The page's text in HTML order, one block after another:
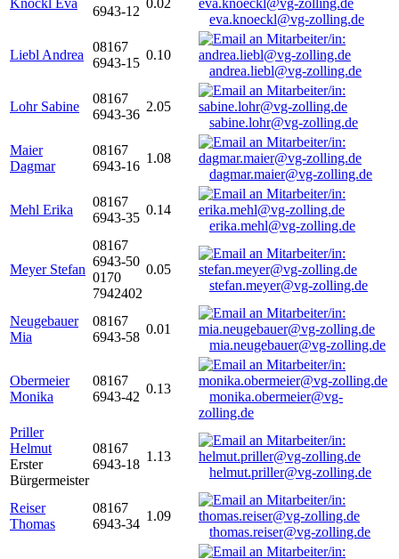
Knöckl Eva
6943-12
0.02
eva.knoeckl@vg-zolling.de
Liebl Andrea
08167
6943-15
0.10
andrea.liebl@vg-zolling.de
Lohr Sabine
08167
6943-36
2.05
sabine.lohr@vg-zolling.de
Maier
Dagmar
08167
6943-16
1.08
dagmar.maier@vg-zolling.de
Mehl Erika
08167
6943-35
0.14
erika.mehl@vg-zolling.de
Meyer Stefan
08167
6943-50
0170
7942402
0.05
stefan.meyer@vg-zolling.de
Neugebauer
Mia
08167
6943-58
0.01
mia.neugebauer@vg-zolling.de
Obermeier
Monika
08167
6943-42
0.13
monika.obermeier@vg-
zolling.de
Priller
Helmut
Erster
Bürgermeister
08167
6943-18
1.13
helmut.priller@vg-zolling.de
Reiser
Thomas
08167
6943-34
1.09
thomas.reiser@vg-zolling.de